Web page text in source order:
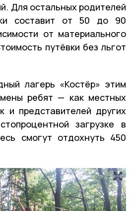
Для остальных родителей
составит от 50 до 90
от материального
путёвки без льгот
лагерь «Костёр» этим
ребят — как местных
и представителей других
загрузке в
смогут отдохнуть 450